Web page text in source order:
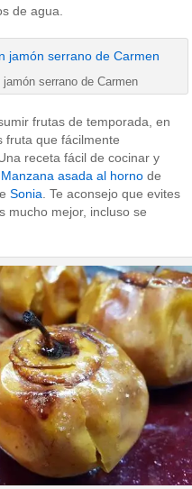
de agua.
serrano de Carmen
frutas de temporada, en
fruta que fácilmente
receta fácil de cocinar y
Manzana asada al horno de
Sonia . Te aconsejo que evites
mucho mejor, incluso se